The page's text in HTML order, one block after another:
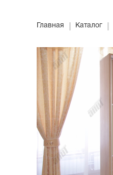
Главная Каталог